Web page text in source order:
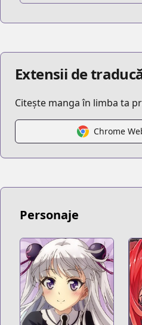
Official English
http://
Extensii de
Citește manga în limba ta
Chrome
Personaje